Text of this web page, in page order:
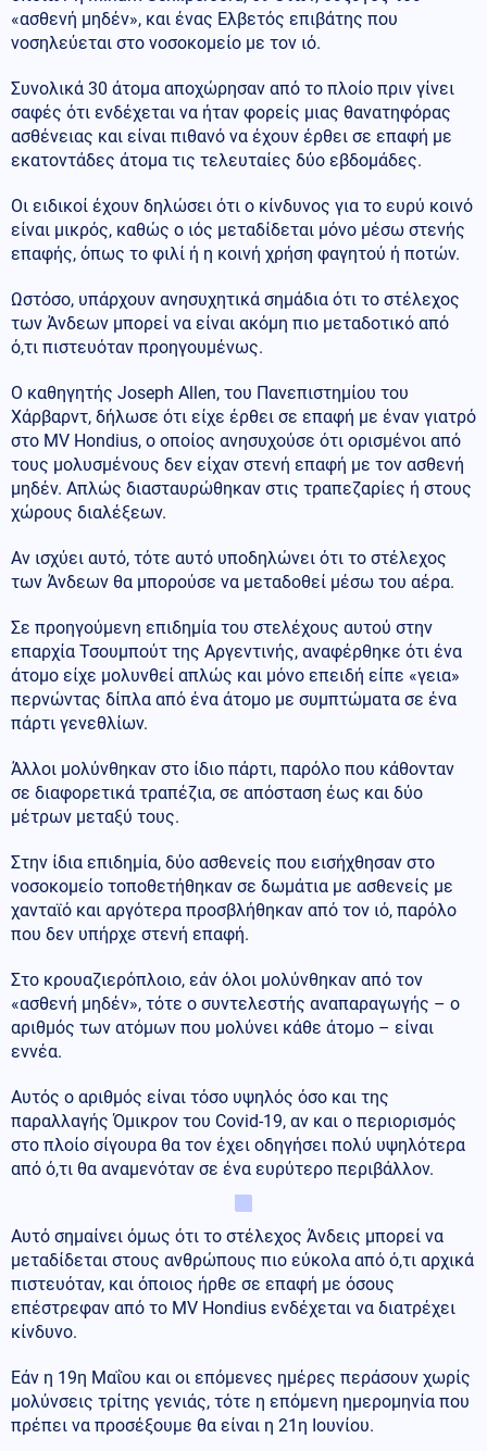
«ασθενή μηδέν», και ένας Ελβετός επιβάτης που
νοσηλεύεται στο νοσοκομείο με τον ιό.
Συνολικά 30 άτομα αποχώρησαν από το πλοίο πριν γίνει
σαφές ότι ενδέχεται να ήταν φορείς μιας θανατηφόρας
ασθένειας και είναι πιθανό να έχουν έρθει σε επαφή με
εκατοντάδες άτομα τις τελευταίες δύο εβδομάδες.
Οι ειδικοί έχουν δηλώσει ότι ο κίνδυνος για το ευρύ κοινό
είναι μικρός, καθώς ο ιός μεταδίδεται μόνο μέσω στενής
επαφής, όπως το φιλί ή η κοινή χρήση φαγητού ή ποτών.
Ωστόσο, υπάρχουν ανησυχητικά σημάδια ότι το στέλεχος
των Άνδεων μπορεί να είναι ακόμη πιο μεταδοτικό από
ό,τι πιστευόταν προηγουμένως.
Ο καθηγητής Joseph Allen, του Πανεπιστημίου του
Χάρβαρντ, δήλωσε ότι είχε έρθει σε επαφή με έναν γιατρό
στο MV Hondius, ο οποίος ανησυχούσε ότι ορισμένοι από
τους μολυσμένους δεν είχαν στενή επαφή με τον ασθενή
μηδέν. Απλώς διασταυρώθηκαν στις τραπεζαρίες ή στους
χώρους διαλέξεων.
Αν ισχύει αυτό, τότε αυτό υποδηλώνει ότι το στέλεχος
των Άνδεων θα μπορούσε να μεταδοθεί μέσω του αέρα.
Σε προηγούμενη επιδημία του στελέχους αυτού στην
επαρχία Τσουμπούτ της Αργεντινής, αναφέρθηκε ότι ένα
άτομο είχε μολυνθεί απλώς και μόνο επειδή είπε «γεια»
περνώντας δίπλα από ένα άτομο με συμπτώματα σε ένα
πάρτι γενεθλίων.
Άλλοι μολύνθηκαν στο ίδιο πάρτι, παρόλο που κάθονταν
σε διαφορετικά τραπέζια, σε απόσταση έως και δύο
μέτρων μεταξύ τους.
Στην ίδια επιδημία, δύο ασθενείς που εισήχθησαν στο
νοσοκομείο τοποθετήθηκαν σε δωμάτια με ασθενείς με
χανταϊό και αργότερα προσβλήθηκαν από τον ιό, παρόλο
που δεν υπήρχε στενή επαφή.
Στο κρουαζιερόπλοιο, εάν όλοι μολύνθηκαν από τον
«ασθενή μηδέν», τότε ο συντελεστής αναπαραγωγής – ο
αριθμός των ατόμων που μολύνει κάθε άτομο – είναι
εννέα.
Αυτός ο αριθμός είναι τόσο υψηλός όσο και της
παραλλαγής Όμικρον του Covid-19, αν και ο περιορισμός
στο πλοίο σίγουρα θα τον έχει οδηγήσει πολύ υψηλότερα
από ό,τι θα αναμενόταν σε ένα ευρύτερο περιβάλλον.
Αυτό σημαίνει όμως ότι το στέλεχος Άνδεις μπορεί να
μεταδίδεται στους ανθρώπους πιο εύκολα από ό,τι αρχικά
πιστευόταν, και όποιος ήρθε σε επαφή με όσους
επέστρεφαν από το MV Hondius ενδέχεται να διατρέχει
κίνδυνο.
Εάν η 19η Μαΐου και οι επόμενες ημέρες περάσουν χωρίς
μολύνσεις τρίτης γενιάς, τότε η επόμενη ημερομηνία που
πρέπει να προσέξουμε θα είναι η 21η Ιουνίου.